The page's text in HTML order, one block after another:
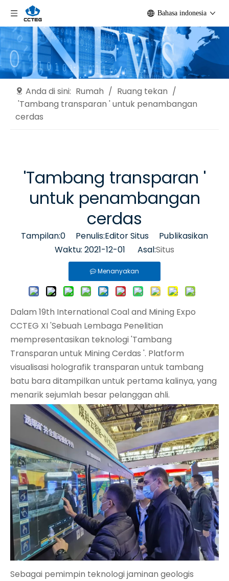
Bahasa indonesia
Anda di sini: Rumah / Ruang tekan /
'Tambang transparan ' untuk penambangan
cerdas
'Tambang transparan '
untuk penambangan
cerdas
Tampilan:0 Penulis:Editor Situs Publikasikan
Waktu: 2021-12-01 Asal:Situs
Menanyakan
Dalam 19th International Coal and Mining Expo
CCTEG XI 'Sebuah Lembaga Penelitian
mempresentasikan teknologi 'Tambang
Transparan untuk Mining Cerdas '. Platform
visualisasi holografik transparan untuk tambang
batu bara ditampilkan untuk pertama kalinya, yang
menarik sejumlah besar pelanggan ahli.
Sebagai pemimpin teknologi jaminan geologis